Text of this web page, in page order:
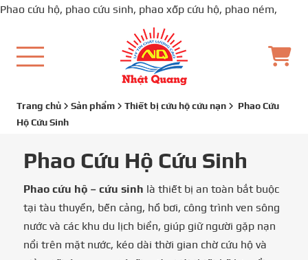
Phao cứu hộ, phao cứu sinh, phao xốp cứu hộ, phao ném,
Trang chủ Sản phẩm Thiết bị cứu hộ cứu nạn
Phao Cứu
Hộ Cứu Sinh
Phao Cứu Hộ Cứu Sinh
Phao cứu hộ – cứu sinh là thiết bị an toàn bắt buộc
tại tàu thuyền, bến cảng, hồ bơi, công trình ven sông
nước và các khu du lịch biển, giúp giữ người gặp nạn
nổi trên mặt nước, kéo dài thời gian chờ cứu hộ và